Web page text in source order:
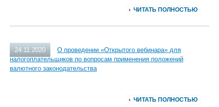
ЧИТАТЬ ПОЛНОСТЬЮ
24.11.2020
О проведении «Открытого вебинара» для
налогоплательщиков по вопросам применения положений
валютного законодательства
ЧИТАТЬ ПОЛНОСТЬЮ